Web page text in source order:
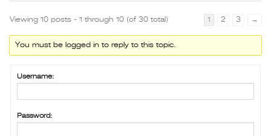
Viewing 10 posts - 1 through 10 (of 30 total) 1 2 3 →
You must be logged in to reply to this topic.
Username:
Password: